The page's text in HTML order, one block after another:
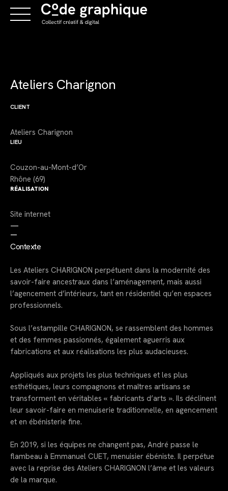
Ateliers Charignon
CLIENT
Ateliers Charignon
LIEU
Couzon-au-Mont-d’Or
Rhône (69)
RÉALISATION
Site internet
—
—
Contexte
Les Ateliers CHARIGNON perpétuent dans la modernité des
savoir-faire ancestraux dans l’aménagement, mais aussi
l’agencement d’intérieurs, tant en résidentiel qu’en espaces
professionnels.
Sous l’estampille CHARIGNON, se rassemblent des hommes
et des femmes passionnés, également aguerris aux
fabrications et aux réalisations les plus audacieuses.
Appliqués aux projets les plus techniques et les plus
esthétiques, leurs compagnons et maîtres artisans se
transforment en véritables « fabricants d’arts ». Ils déclinent
leur savoir-faire en menuiserie traditionnelle, en agencement
et en ébénisterie fine.
En 2019, si les équipes ne changent pas, André passe le
flambeau à Emmanuel CUET, menuisier ébéniste. Il perpétue
avec la reprise des Ateliers CHARIGNON l’âme et les valeurs
de la marque.